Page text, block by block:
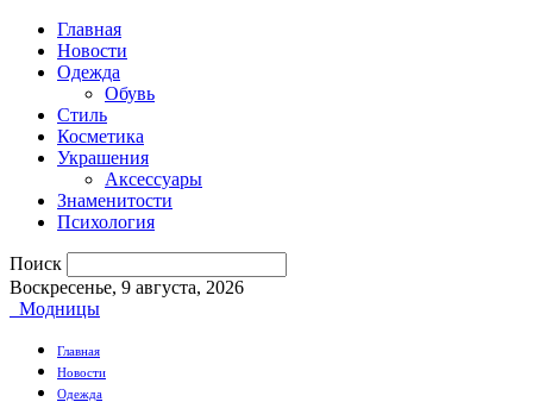
Главная
Новости
Одежда
Обувь
Стиль
Косметика
Украшения
Аксессуары
Знаменитости
Психология
Поиск
Воскресенье, 9 августа, 2026
Модницы
Главная
Новости
Одежда